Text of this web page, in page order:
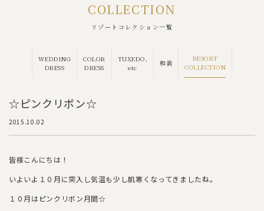
COLLECTION
リゾートコレクション一覧
WEDDING
DRESS
COLOR
DRESS
TUXEDO,
etc
和装
RESORT
COLLECTION
☆ピンクリボン☆
2015.10.02
皆様こんにちは！
いよいよ１０月に突入し気温も少し肌寒くなってきましたね。
１０月はピンクリボン月間☆